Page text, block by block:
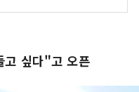
고 싶다"고 오픈